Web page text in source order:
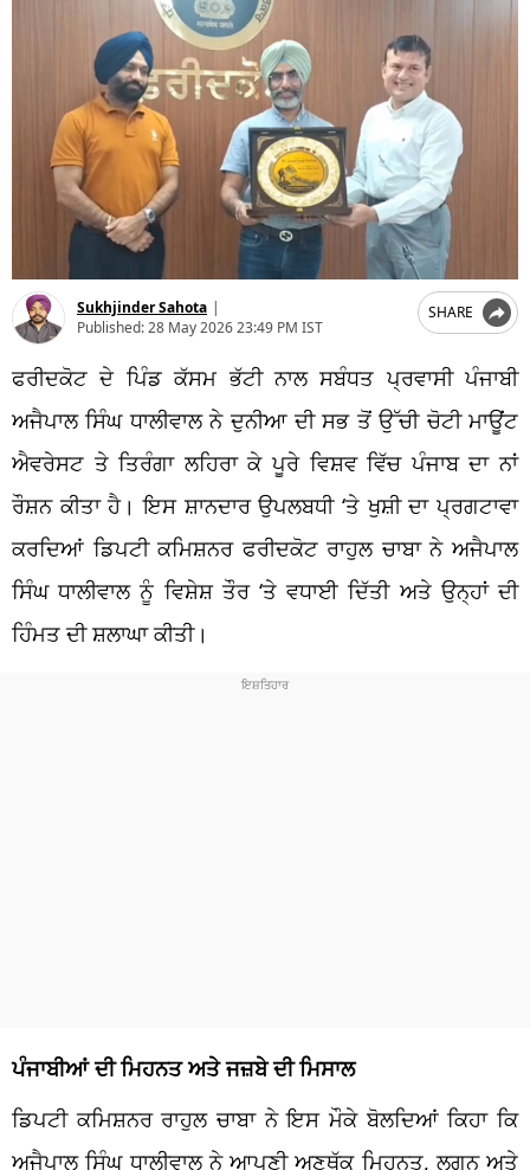
Sukhjinder Sahota |
Published:28 May 2026 23:49 PM IST
SHARE
ਫਰੀਦਕੋਟ ਦੇ ਪਿੰਡ ਕੱਸਮ ਭੱਟੀ ਨਾਲ ਸਬੰਧਤ ਪ੍ਰਵਾਸੀ ਪੰਜਾਬੀ
ਅਜੈਪਾਲ ਸਿੰਘ ਧਾਲੀਵਾਲ ਨੇ ਦੁਨੀਆ ਦੀ ਸਭ ਤੋਂ ਉੱਚੀ ਚੋਟੀ ਮਾਊਂਟ
ਐਵਰੇਸਟ ਤੇ ਤਿਰੰਗਾ ਲਹਿਰਾ ਕੇ ਪੂਰੇ ਵਿਸ਼ਵ ਵਿੱਚ ਪੰਜਾਬ ਦਾ ਨਾਂ
ਰੌਸ਼ਨ ਕੀਤਾ ਹੈ। ਇਸ ਸ਼ਾਨਦਾਰ ਉਪਲਬਧੀ ‘ਤੇ ਖੁਸ਼ੀ ਦਾ ਪ੍ਰਗਟਾਵਾ
ਕਰਦਿਆਂ ਡਿਪਟੀ ਕਮਿਸ਼ਨਰ ਫਰੀਦਕੋਟ ਰਾਹੁਲ ਚਾਬਾ ਨੇ ਅਜੈਪਾਲ
ਸਿੰਘ ਧਾਲੀਵਾਲ ਨੂੰ ਵਿਸ਼ੇਸ਼ ਤੌਰ ‘ਤੇ ਵਧਾਈ ਦਿੱਤੀ ਅਤੇ ਉਨ੍ਹਾਂ ਦੀ
ਹਿੰਮਤ ਦੀ ਸ਼ਲਾਘਾ ਕੀਤੀ।
ਪੰਜਾਬੀਆਂ ਦੀ ਮਿਹਨਤ ਅਤੇ ਜਜ਼ਬੇ ਦੀ ਮਿਸਾਲ
ਡਿਪਟੀ ਕਮਿਸ਼ਨਰ ਰਾਹੁਲ ਚਾਬਾ ਨੇ ਇਸ ਮੌਕੇ ਬੋਲਦਿਆਂ ਕਿਹਾ ਕਿ
ਅਜੈਪਾਲ ਸਿੰਘ ਧਾਲੀਵਾਲ ਨੇ ਆਪਣੀ ਅਣਥੱਕ ਮਿਹਨਤ, ਲਗਨ ਅਤੇ